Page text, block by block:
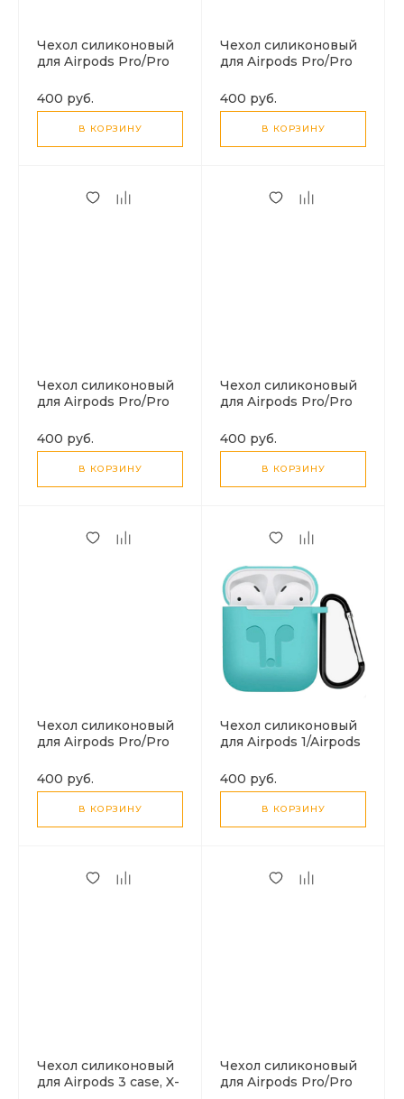
Чехол силиконовый
для Airpods Pro/Pro
карабином
400 руб.
В КОРЗИНУ
Чехол силиконовый
для Airpods Pro/Pro
розовый с
карабином
400 руб.
В КОРЗИНУ
Чехол силиконовый
для Airpods Pro/Pro
фиолетовый с
карабином
400 руб.
В КОРЗИНУ
Чехол силиконовый
для Airpods Pro/Pro
голубой с карабином
400 руб.
В КОРЗИНУ
Чехол силиконовый
для Airpods Pro/Pro
синий с карабином
400 руб.
В КОРЗИНУ
Чехол силиконовый
для Airpods 1/Airpods
бирюзовый с
карабином, &
400 руб.
В КОРЗИНУ
Чехол силиконовый
для Airpods 3 case, X-
Чехол силиконовый
для Airpods Pro/Pro